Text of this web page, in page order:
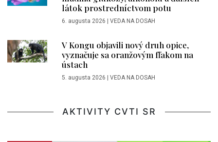
látok prostredníctvom potu
6. augusta 2026 | VEDA NA DOSAH
V Kongu objavili nový druh opice,
vyznačuje sa oranžovým fľakom na
ústach
5. augusta 2026 | VEDA NA DOSAH
AKTIVITY CVTI SR